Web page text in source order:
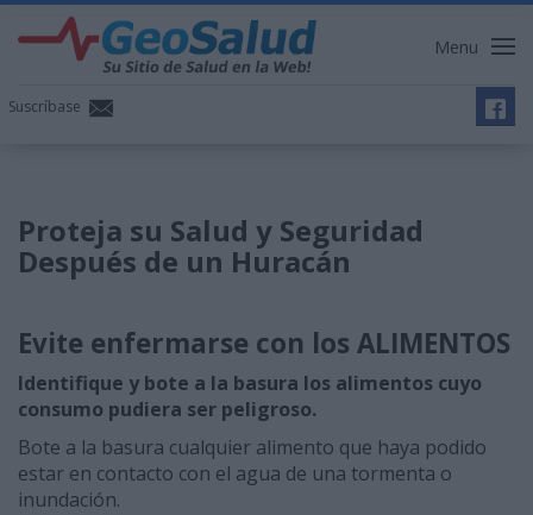
Menu
Suscríbase
Proteja su Salud y Seguridad
Después de un Huracán
Evite enfermarse con los ALIMENTOS
Identifique y bote a la basura los alimentos cuyo
consumo pudiera ser peligroso.
Bote a la basura cualquier alimento que haya podido
estar en contacto con el agua de una tormenta o
inundación.